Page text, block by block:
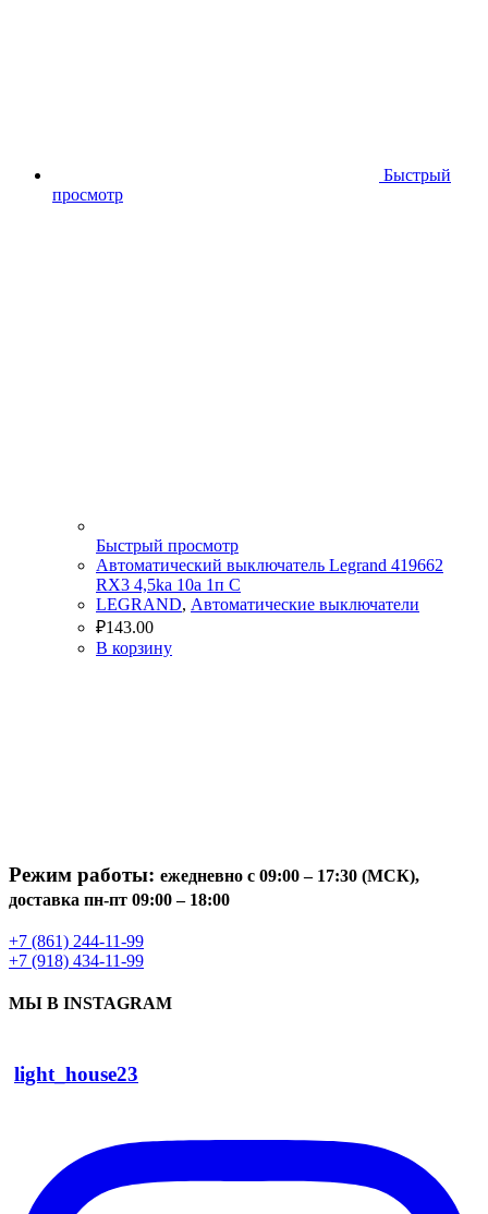
Быстрый
просмотр
Быстрый просмотр
Автоматический выключатель Legrand 419662
RX3 4,5ka 10а 1п C
LEGRAND, Автоматические выключатели
₽143.00
В корзину
Режим работы: ежедневно с 09:00 – 17:30 (МСК),
доставка пн-пт 09:00 – 18:00
+7 (861) 244-11-99
+7 (918) 434-11-99
МЫ В INSTAGRAM
light_house23